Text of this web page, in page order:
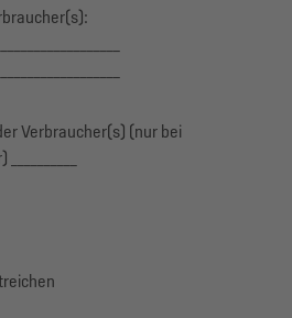
Verbraucher(s) (nur bei